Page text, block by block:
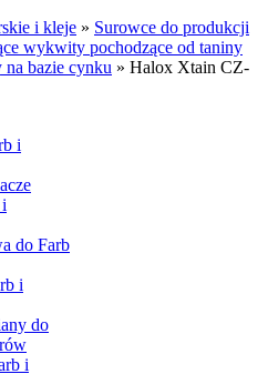
i kleje » Surowce do produkcji
wykwity pochodzące od taniny
bazie cynku » Halox Xtain CZ-
i
do Farb
i
do
i